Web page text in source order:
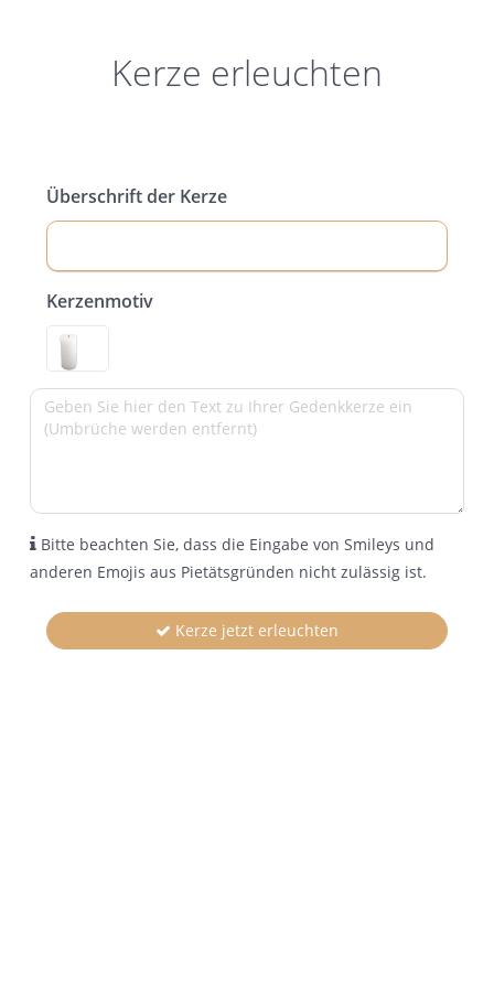
Kerze erleuchten
Überschrift der Kerze
Kerzenmotiv
Bitte beachten Sie, dass die Eingabe von Smileys und
anderen Emojis aus Pietätsgründen nicht zulässig ist.
Kerze jetzt erleuchten